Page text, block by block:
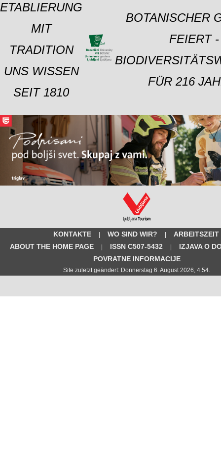
ETABLIERUNG
MIT
TRADITION
UNS WISSEN
SEIT 1810
BOTANISCHER
FEIERT -
FÜR 216
KONTAKTE WO SIND WIR?
ARBEITSZEIT
ABOUT THE HOME PAGE
ISSN C507-5432
IZJAVA O
POVRATNE INFORMACIJE
Site zuletzt geändert: Donnerstag 6. August 2026, 4:54.